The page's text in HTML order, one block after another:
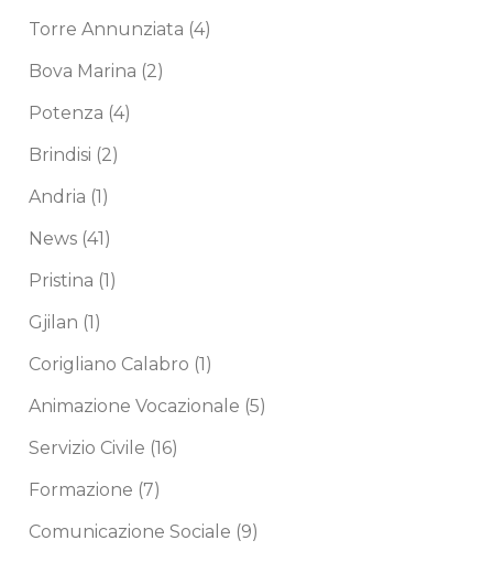
Torre Annunziata (4)
Bova Marina (2)
Potenza (4)
Brindisi (2)
Andria (1)
News (41)
Pristina (1)
Gjilan (1)
Corigliano Calabro (1)
Animazione Vocazionale (5)
Servizio Civile (16)
Formazione (7)
Comunicazione Sociale (9)